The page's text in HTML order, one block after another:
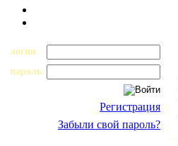
логин
пароль
Регистрация
Забыли свой пароль?